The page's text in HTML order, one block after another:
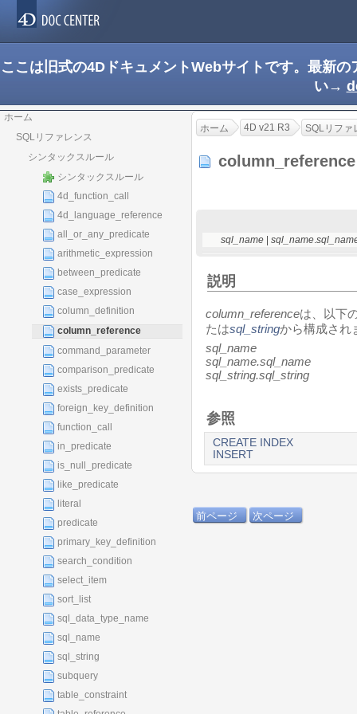
ここは旧式の4DドキュメントWebサイトです。最新
い→
ホーム
SQLリファレンス
シンタックスルール
シンタックスルール
4d_function_call
4d_language_reference
all_or_any_predicate
arithmetic_expression
between_predicate
case_expression
column_definition
column_reference
command_parameter
comparison_predicate
exists_predicate
foreign_key_definition
function_call
in_predicate
is_null_predicate
like_predicate
literal
predicate
primary_key_definition
search_condition
select_item
sort_list
sql_data_type_name
sql_name
sql_string
subquery
table_constraint
ホーム 4D v21 R3 SQLリファ
sql_name sql_name.
説明
column_referenceは、以下
たはsql_stringから構成され
sql_name
sql_name.sql_name
sql_string.sql_string
参照
CREATE INDEX
INSERT
前ページ 次ページ